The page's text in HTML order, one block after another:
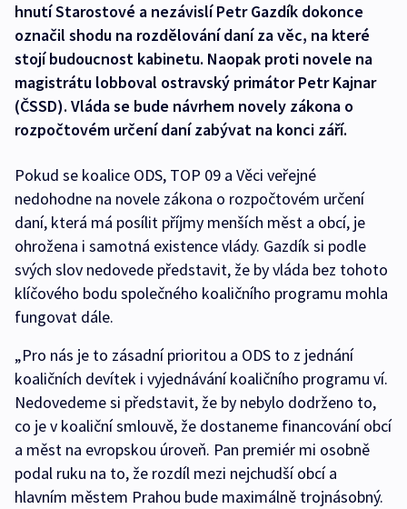
hnutí Starostové a nezávislí Petr Gazdík dokonce
označil shodu na rozdělování daní za věc, na které
stojí budoucnost kabinetu. Naopak proti novele na
magistrátu lobboval ostravský primátor Petr Kajnar
(ČSSD). Vláda se bude návrhem novely zákona o
rozpočtovém určení daní zabývat na konci září.
Pokud se koalice ODS, TOP 09 a Věci veřejné
nedohodne na novele zákona o rozpočtovém určení
daní, která má posílit příjmy menších měst a obcí, je
ohrožena i samotná existence vlády. Gazdík si podle
svých slov nedovede představit, že by vláda bez tohoto
klíčového bodu společného koaličního programu mohla
fungovat dále.
„Pro nás je to zásadní prioritou a ODS to z jednání
koaličních devítek i vyjednávání koaličního programu ví.
Nedovedeme si představit, že by nebylo dodrženo to,
co je v koaliční smlouvě, že dostaneme financování obcí
a měst na evropskou úroveň. Pan premiér mi osobně
podal ruku na to, že rozdíl mezi nejchudší obcí a
hlavním městem Prahou bude maximálně trojnásobný.